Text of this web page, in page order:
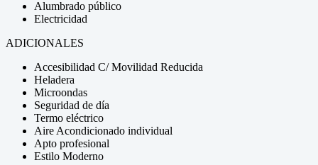
Alumbrado público
Electricidad
ADICIONALES
Accesibilidad C/ Movilidad Reducida
Heladera
Microondas
Seguridad de día
Termo eléctrico
Aire Acondicionado individual
Apto profesional
Estilo Moderno